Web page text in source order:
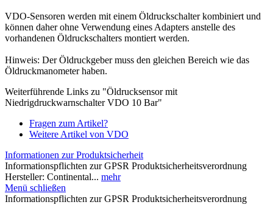
VDO-Sensoren werden mit einem Öldruckschalter kombiniert und
können daher ohne Verwendung eines Adapters anstelle des
vorhandenen Öldruckschalters montiert werden.
Hinweis: Der Öldruckgeber muss den gleichen Bereich wie das
Öldruckmanometer haben.
Weiterführende Links zu "Öldrucksensor mit
Niedrigdruckwarnschalter VDO 10 Bar"
Fragen zum Artikel?
Weitere Artikel von VDO
Informationen zur Produktsicherheit
Informationspflichten zur GPSR Produktsicherheitsverordnung
Hersteller: Continental... mehr
Menü schließen
Informationspflichten zur GPSR Produktsicherheitsverordnung